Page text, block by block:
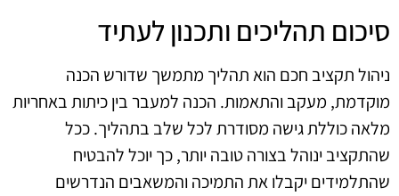
סיכום תהליכים ותכנון לעתיד
ניהול תקציב חכם הוא תהליך מתמשך שדורש הכנה
מוקדמת, מעקב והתאמות. הכנה למעבר בין כיתות באחריות
מלאה כוללת גישה מסודרת לכל שלב בתהליך. ככל
שהתקציב ינוהל בצורה טובה יותר, כך יוכל להבטיח
שהתלמידים יקבלו את התמיכה והמשאבים הנדרשים